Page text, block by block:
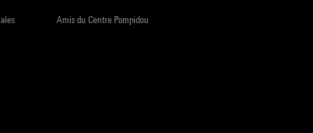
Amis du Centre Pompidou